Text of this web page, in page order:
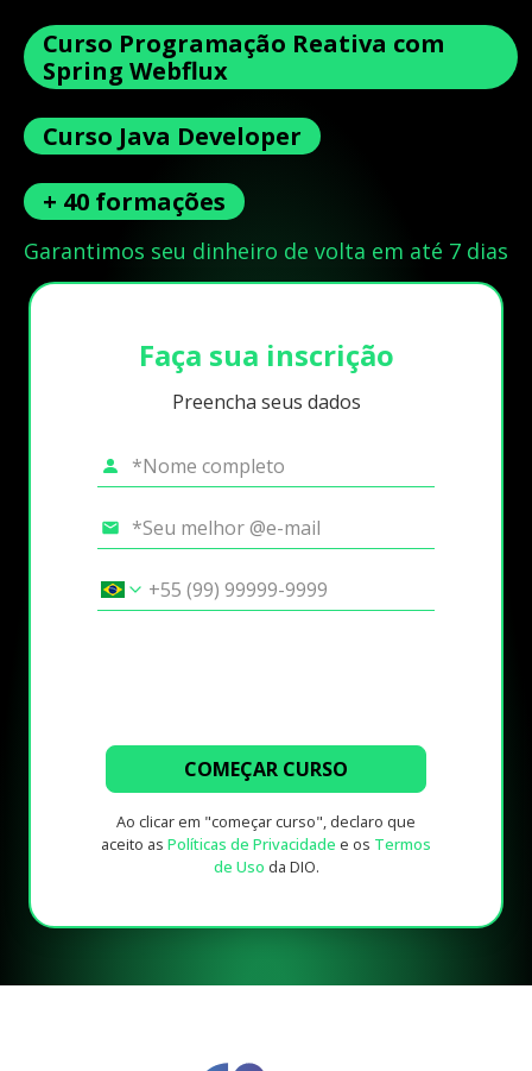
Curso Programação Reativa com
Spring Webflux
Curso Java Developer
+ 40 formações
Garantimos seu dinheiro de volta em até 7 dias
Faça sua inscrição
Preencha seus dados
COMEÇAR CURSO
Ao clicar em "começar curso", declaro que
aceito as Políticas de Privacidade e os Termos
de Uso da DIO.